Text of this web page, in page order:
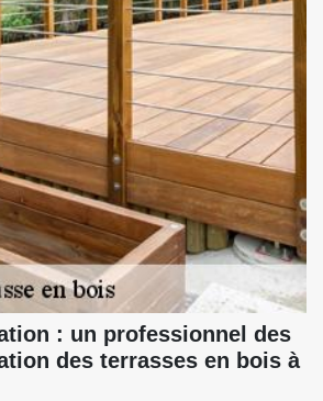
: un professionnel des
des terrasses en bois à